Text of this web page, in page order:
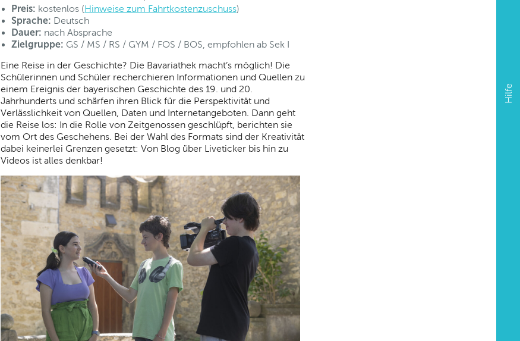
Hilfe
Preis: kostenlos (Hinweise zum Fahrtkostenzuschuss)
Sprache: Deutsch
Dauer: nach Absprache
Zielgruppe: GS / MS / RS / GYM / FOS / BOS, empfohlen ab Sek I
Eine Reise in der Geschichte? Die Bavariathek macht’s möglich! Die
Schülerinnen und Schüler recherchieren Informationen und Quellen zu
einem Ereignis der bayerischen Geschichte des 19. und 20.
Jahrhunderts und schärfen ihren Blick für die Perspektivität und
Verlässlichkeit von Quellen, Daten und Internetangeboten. Dann geht
die Reise los: In die Rolle von Zeitgenossen geschlüpft, berichten sie
vom Ort des Geschehens. Bei der Wahl des Formats sind der Kreativität
dabei keinerlei Grenzen gesetzt: Von Blog über Liveticker bis hin zu
Videos ist alles denkbar!